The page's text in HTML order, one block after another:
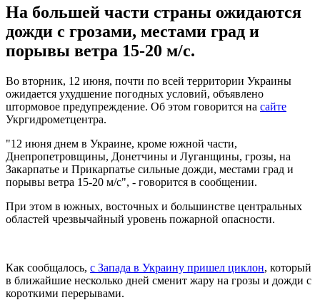
На большей части страны ожидаются
дожди с грозами, местами град и
порывы ветра 15-20 м/с.
Во вторник, 12 июня, почти по всей территории Украины
ожидается ухудшение погодных условий, объявлено
штормовое предупреждение. Об этом говорится на сайте
Укргидрометцентра.
"12 июня днем в Украине, кроме южной части,
Днепропетровщины, Донетчины и Луганщины, грозы, на
Закарпатье и Прикарпатье сильные дожди, местами град и
порывы ветра 15-20 м/с", - говорится в сообщении.
При этом в южных, восточных и большинстве центральных
областей чрезвычайный уровень пожарной опасности.
Как сообщалось, с Запада в Украину пришел циклон, который
в ближайшие несколько дней сменит жару на грозы и дожди с
короткими перерывами.